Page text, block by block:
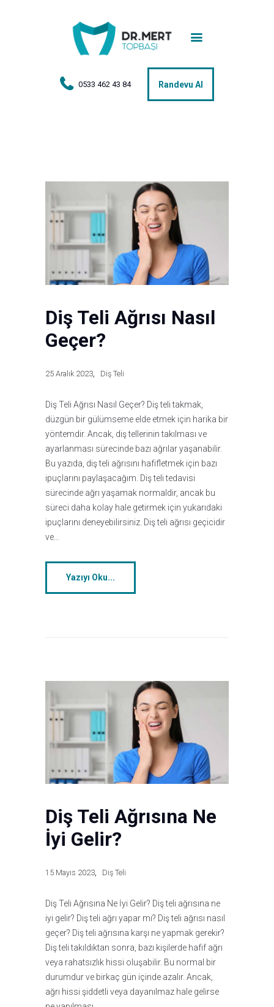
0533 462 43 84 Randevu Al
Anasayfa
Tedaviler
Hakkımda
Diş Teli Ağrısı Nasıl
Geçer?
25 Aralık 2023 Diş Teli
Diş Teli Ağrısı Nasıl Geçer? Diş teli takmak,
düzgün bir gülümseme elde etmek için harika bir
yöntemdir. Ancak, diş tellerinin takılması ve
ayarlanması sürecinde bazı ağrılar yaşanabilir.
Bu yazıda, diş teli ağrısını hafifletmek için bazı
ipuçlarını paylaşacağım. Diş teli tedavisi
sürecinde ağrı yaşamak normaldir, ancak bu
süreci daha kolay hale getirmek için yukarıdaki
ipuçlarını deneyebilirsiniz. Diş teli ağrısı geçicidir
ve…
Yazıyı Oku...
Diş Teli Ağrısına Ne
İyi Gelir?
15 Mayıs 2023 Diş Teli
Diş Teli Ağrısına Ne İyi Gelir? Diş teli ağrısına ne
iyi gelir? Diş teli ağrı yapar mı? Diş teli ağrısı nasıl
geçer? Diş teli ağrısına karşı ne yapmak gerekir?
Diş teli takıldıktan sonra, bazı kişilerde hafif ağrı
veya rahatsızlık hissi oluşabilir. Bu normal bir
durumdur ve birkaç gün içinde azalır. Ancak,
ağrı hissi şiddetli veya dayanılmaz hale gelirse